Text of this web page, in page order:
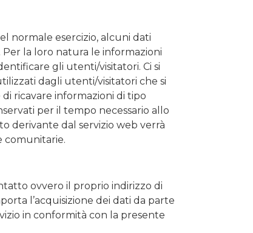
normale esercizio, alcuni dati
la loro natura le informazioni
gli utenti/visitatori. Ci si
dagli utenti/visitatori che si
ricavare informazioni di tipo
per il tempo necessario allo
derivante dal servizio web verrà
comunitarie.
ovvero il proprio indirizzo di
l’acquisizione dei dati da parte
in conformità con la presente